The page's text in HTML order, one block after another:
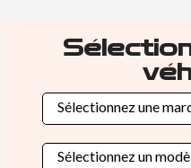
Sélectionnez une
Sélectionnez un